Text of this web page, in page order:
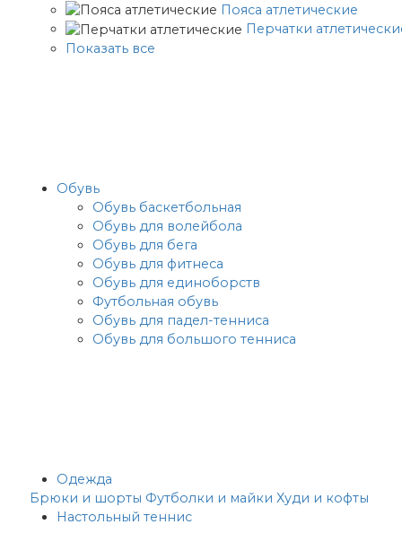
Пояса атлетические
Перчатки
Показать все
Обувь
Обувь баскетбольная
Обувь для волейбола
Обувь для бега
Обувь для фитнеса
Обувь для единоборств
Футбольная обувь
Обувь для падел-тенниса
Обувь для большого тенниса
Одежда
Брюки и шорты Футболки и майки Худи и кофты
Настольный теннис